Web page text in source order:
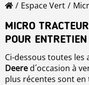
Espace Vert
MICRO
POUR ENTRETIEN
Ci-dessous toutes
Deere d´occasion à
plus récentes sont en